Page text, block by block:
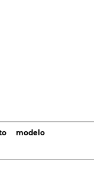
Comfort,
25 867 euros do 1.6
incluírem todas as
modelo